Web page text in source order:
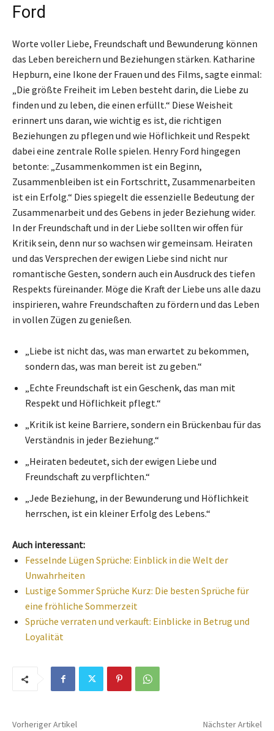
Ford
Worte voller Liebe, Freundschaft und Bewunderung können
das Leben bereichern und Beziehungen stärken. Katharine
Hepburn, eine Ikone der Frauen und des Films, sagte einmal:
„Die größte Freiheit im Leben besteht darin, die Liebe zu
finden und zu leben, die einen erfüllt.“ Diese Weisheit
erinnert uns daran, wie wichtig es ist, die richtigen
Beziehungen zu pflegen und wie Höflichkeit und Respekt
dabei eine zentrale Rolle spielen. Henry Ford hingegen
betonte: „Zusammenkommen ist ein Beginn,
Zusammenbleiben ist ein Fortschritt, Zusammenarbeiten
ist ein Erfolg.“ Dies spiegelt die essenzielle Bedeutung der
Zusammenarbeit und des Gebens in jeder Beziehung wider.
In der Freundschaft und in der Liebe sollten wir offen für
Kritik sein, denn nur so wachsen wir gemeinsam. Heiraten
und das Versprechen der ewigen Liebe sind nicht nur
romantische Gesten, sondern auch ein Ausdruck des tiefen
Respekts füreinander. Möge die Kraft der Liebe uns alle dazu
inspirieren, wahre Freundschaften zu fördern und das Leben
in vollen Zügen zu genießen.
„Liebe ist nicht das, was man erwartet zu bekommen,
sondern das, was man bereit ist zu geben.“
„Echte Freundschaft ist ein Geschenk, das man mit
Respekt und Höflichkeit pflegt.“
„Kritik ist keine Barriere, sondern ein Brückenbau für das
Verständnis in jeder Beziehung.“
„Heiraten bedeutet, sich der ewigen Liebe und
Freundschaft zu verpflichten.“
„Jede Beziehung, in der Bewunderung und Höflichkeit
herrschen, ist ein kleiner Erfolg des Lebens.“
Auch interessant:
Fesselnde Lügen Sprüche: Einblick in die Welt der
Unwahrheiten
Lustige Sommer Sprüche Kurz: Die besten Sprüche für
eine fröhliche Sommerzeit
Sprüche verraten und verkauft: Einblicke in Betrug und
Loyalität
Vorheriger Artikel Nächster Artikel